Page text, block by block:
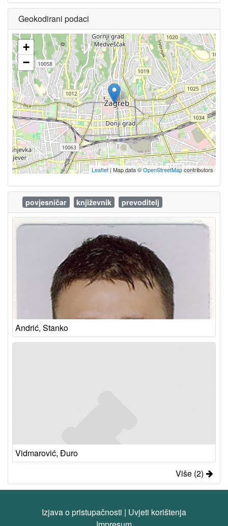
Geokodirani podaci
+
−
Leaflet | Map data ©OpenStreetMapcontributors
povjesničar književnik prevoditelj
Andrić, Stanko
Vidmarović, Đuro
Više (2)
Izjava o pristupačnosti | Uvjeti korištenja